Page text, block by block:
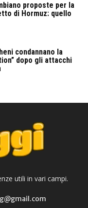
proposte per la
di Hormuz: quello
condannano la
dopo gli attacchi
utili in vari campi.